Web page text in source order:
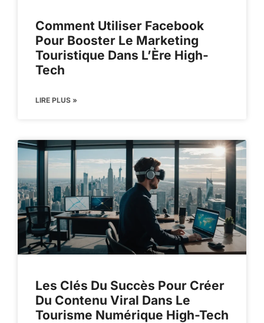
Comment Utiliser Facebook
Pour Booster Le Marketing
Touristique Dans L’Ère High-
Tech
LIRE PLUS »
Les Clés Du Succès Pour Créer
Du Contenu Viral Dans Le
Tourisme Numérique High-Tech